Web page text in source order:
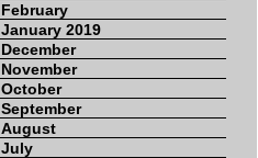
February
January 2019
December
November
October
September
August
July